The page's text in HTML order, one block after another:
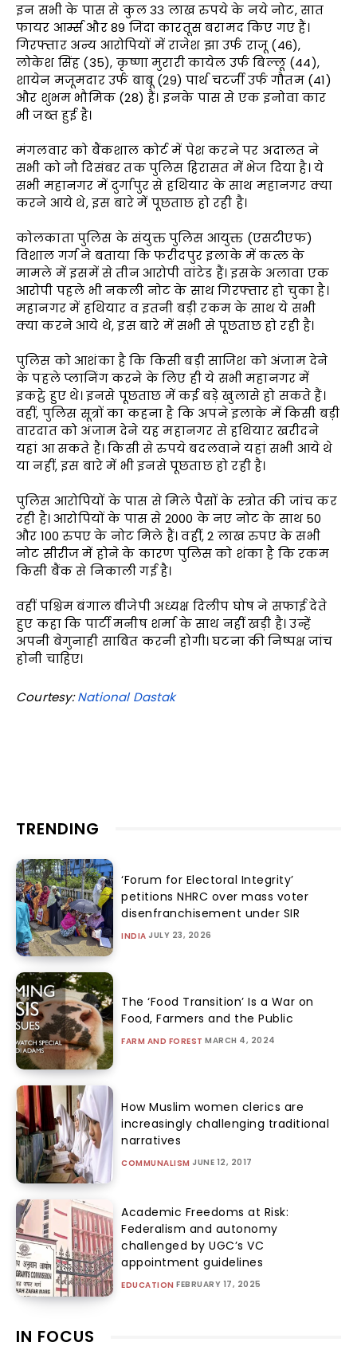
इन सभी के पास से कुल 33 लाख रुपये के नये नोट, सात
फायर आर्म्स और 89 जिंदा कारतूस बरामद किए गए हैं।
गिरफ्तार अन्य आरोपियों में राजेश झा उर्फ राजू (46),
लोकेश सिंह (35), कृष्णा मुरारी कायेल उर्फ बिल्लू (44),
शायेन मजूमदार उर्फ बाबू (29) पार्थ चटर्जी उर्फ गौतम (41)
और शुभम भौमिक (28) हैं। इनके पास से एक इनोवा कार
भी जब्त हुई है।
मंगलवार को बैंकशाल कोर्ट में पेश करने पर अदालत ने
सभी को नौ दिसंबर तक पुलिस हिरासत में भेज दिया है। ये
सभी महानगर में दुर्गापुर से हथियार के साथ महानगर क्या
करने आये थे, इस बारे में पूछताछ हो रही है।
कोलकाता पुलिस के संयुक्त पुलिस आयुक्त (एसटीएफ)
विशाल गर्ग ने बताया कि फरीदपुर इलाके में कत्ल के
मामले में इसमें से तीन आरोपी वांटेड हैं। इसके अलावा एक
आरोपी पहले भी नकली नोट के साथ गिरफ्तार हो चुका है।
महानगर में हथियार व इतनी बड़ी रकम के साथ ये सभी
क्या करने आये थे, इस बारे में सभी से पूछताछ हो रही है।
पुलिस को आशंका है कि किसी बड़ी साजिश को अंजाम देने
के पहले प्लानिंग करने के लिए ही ये सभी महानगर में
इकट्ठे हुए थे। इनसे पूछताछ में कई बड़े खुलासे हो सकते हैं।
वहीं, पुलिस सूत्रों का कहना है कि अपने इलाके में किसी बड़ी
वारदात को अंजाम देने यह महानगर से हथियार खरीदने
यहां आ सकते हैं। किसी से रुपये बदलवाने यहां सभी आये थे
या नहीं, इस बारे में भी इनसे पूछताछ हो रही है।
पुलिस आरोपियों के पास से मिले पैसों के स्त्रोत की जांच कर
रही है। आरोपियों के पास से 2000 के नए नोट के साथ 50
और 100 रुपए के नोट मिले हैं। वहीं, 2 लाख रुपए के सभी
नोट सीरीज में होने के कारण पुलिस को शंका है कि रकम
किसी बैंक से निकाली गई है।
वहीं पश्चिम बंगाल बीजेपी अध्यक्ष दिलीप घोष ने सफाई देते
हुए कहा कि पार्टी मनीष शर्मा के साथ नहीं खड़ी है। उन्हें
अपनी बेगुनाही साबित करनी होगी। घटना की निष्पक्ष जांच
होनी चाहिए।
Courtesy:National Dastak
TRENDING
‘Forum for Electoral Integrity’
petitions NHRC over mass voter
disenfranchisement under SIR
INDIA JULY 23, 2026
The ‘Food Transition’ Is a War on
Food, Farmers and the Public
FARM AND FOREST MARCH 4, 2024
How Muslim women clerics are
increasingly challenging traditional
narratives
COMMUNALISM JUNE 12, 2017
Academic Freedoms at Risk:
Federalism and autonomy
challenged by UGC’s VC
appointment guidelines
EDUCATION FEBRUARY 17, 2025
IN FOCUS